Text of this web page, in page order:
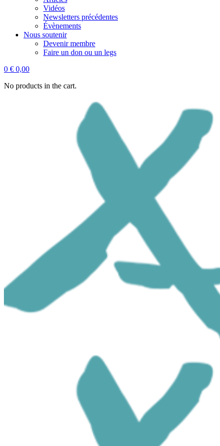
Vidéos
Newsletters précédentes
Évènements
Nous soutenir
Devenir membre
Faire un don ou un legs
0 € 0,00
No products in the cart.